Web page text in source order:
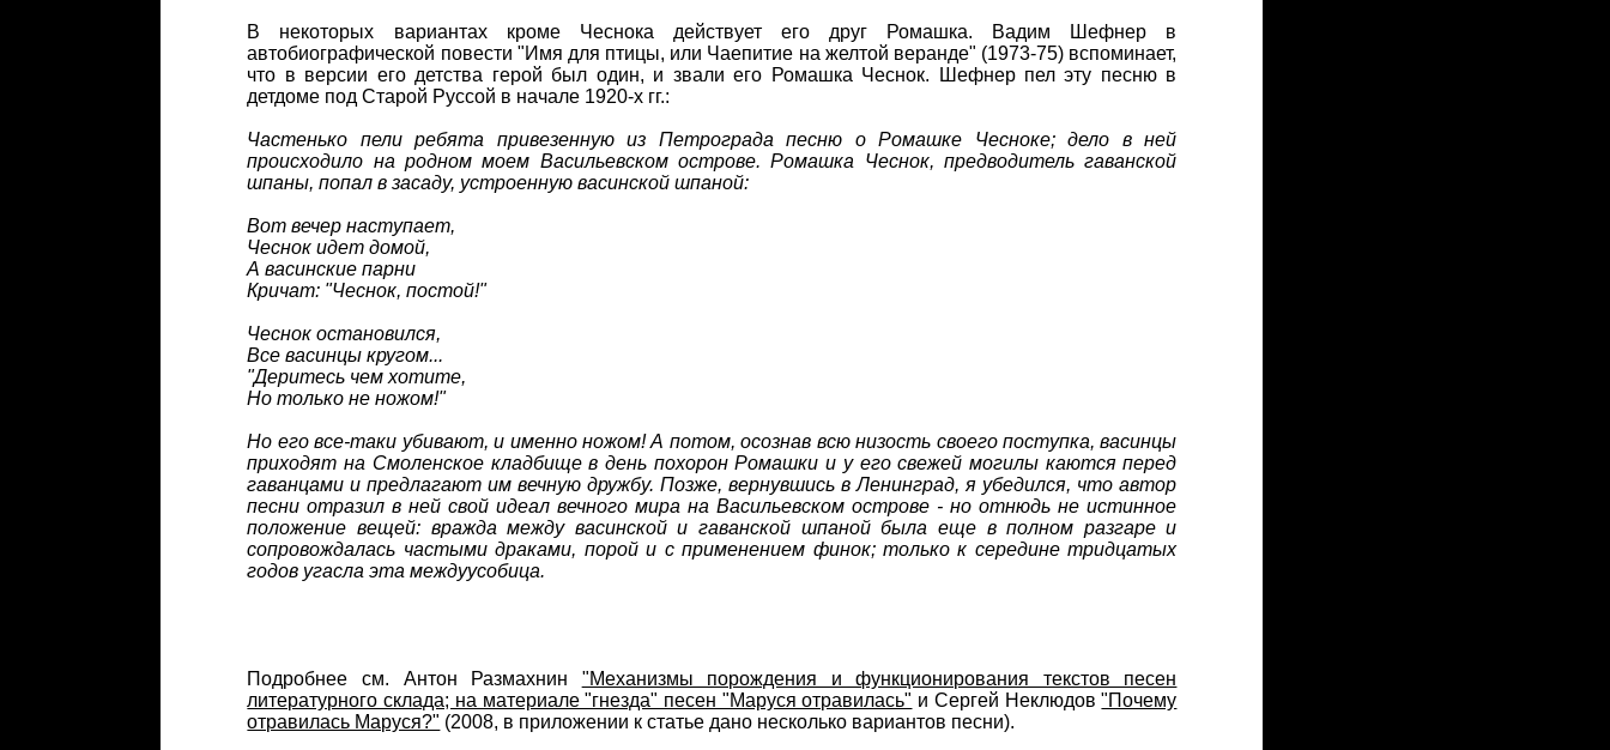
В некоторых вариантах кроме Чеснока действует его друг Ромашка. Вадим Шефнер в
автобиографической повести "Имя для птицы, или Чаепитие на желтой веранде" (1973-75) вспоминает,
что в версии его детства герой был один, и звали его Ромашка Чеснок. Шефнер пел эту песню в
детдоме под Старой Руссой в начале 1920-х гг.:
Частенько пели ребята привезенную из Петрограда песню о Ромашке Чесноке; дело в ней
происходило на родном моем Васильевском острове. Ромашка Чеснок, предводитель гаванской
шпаны, попал в засаду, устроенную васинской шпаной:
Вот вечер наступает,
Чеснок идет домой,
А васинские парни
Кричат: "Чеснок, постой!"
Чеснок остановился,
Все васинцы кругом...
"Деритесь чем хотите,
Но только не ножом!"
Но его все-таки убивают, и именно ножом! А потом, осознав всю низость своего поступка, васинцы
приходят на Смоленское кладбище в день похорон Ромашки и у его свежей могилы каются перед
гаванцами и предлагают им вечную дружбу. Позже, вернувшись в Ленинград, я убедился, что автор
песни отразил в ней свой идеал вечного мира на Васильевском острове - но отнюдь не истинное
положение вещей: вражда между васинской и гаванской шпаной была еще в полном разгаре и
сопровождалась частыми драками, порой и с применением финок; только к середине тридцатых
годов угасла эта междуусобица.
Подробнее см. Антон Размахнин "Механизмы порождения и функционирования текстов песен
литературного склада; на материале "гнезда" песен "Маруся отравилась" и Сергей Неклюдов"Почему
отравилась Маруся?" (2008, в приложении к статье дано несколько вариантов песни).